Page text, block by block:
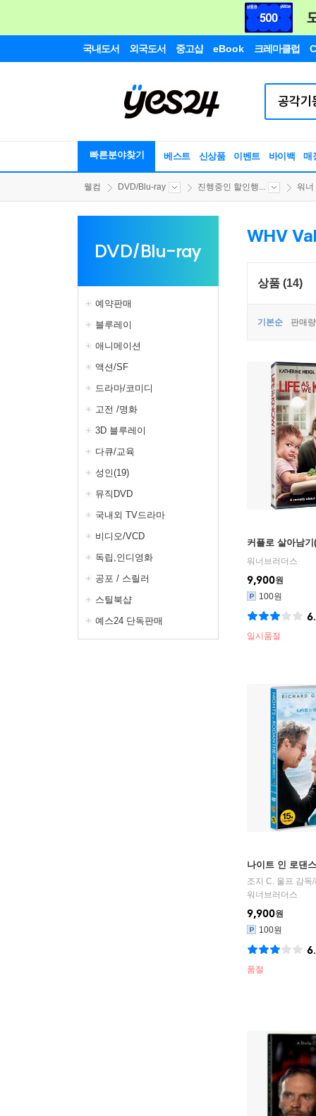
국내도서 외국도서 중고샵 eBook 크레마클럽
빠른분야찾기 베스트 신상품 이벤트 바이백 매
웰컴 DVD/Blu-ray 진행중인 할인행... 워너
DVD/Blu-ray
예약판매
블루레이
애니메이션
액션/SF
드라마/코미디
고전 /명화
3D 블루레이
다큐/교육
성인(19)
뮤직DVD
국내외 TV드라마
비디오/VCD
독립,인디영화
공포 / 스릴러
스틸북샵
예스24 단독판매
WHV
상품 (14)
기본순 판매
커플로 살아남
워너브러더스
9,900원
100원
일시품절
나이트 인 로댄스
조지 C. 울프 감독/
워너브러더스
9,900원
100원
품절